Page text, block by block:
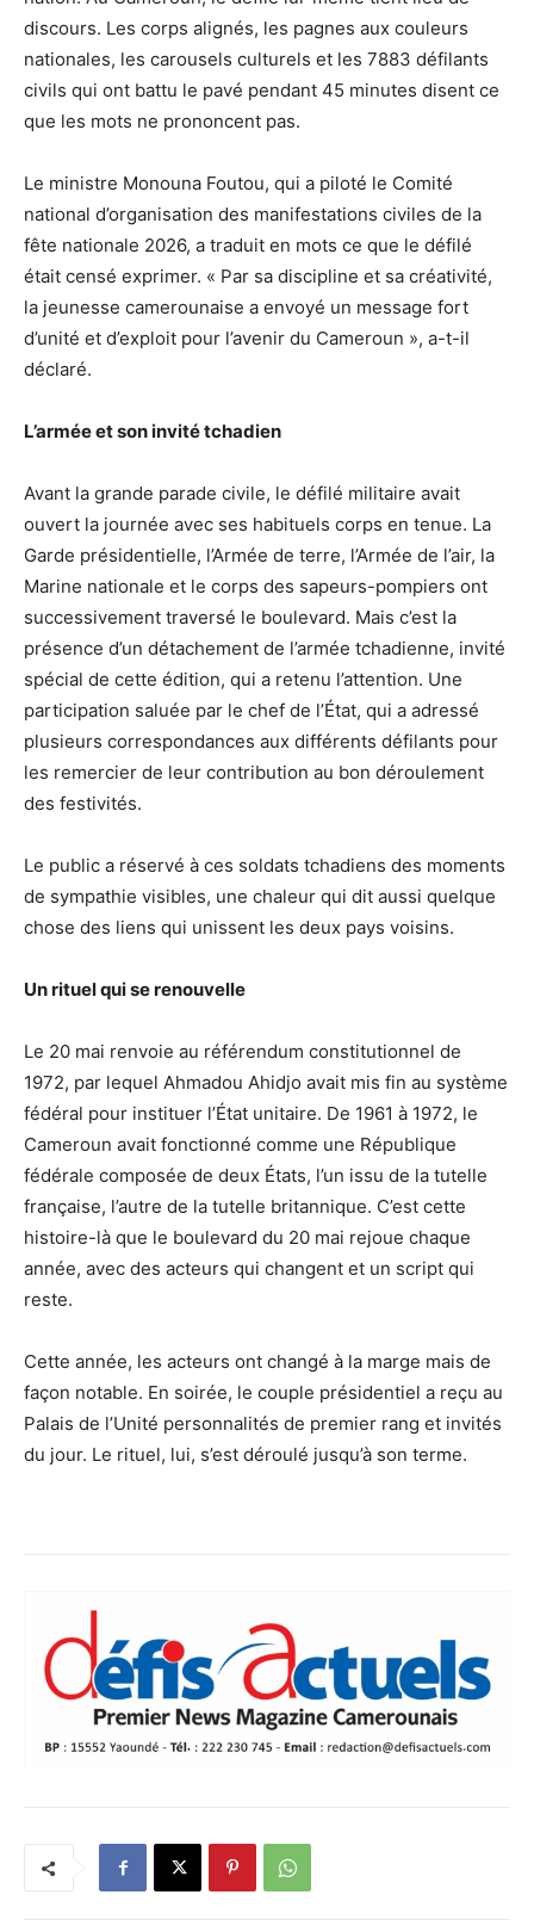
discours. Les corps alignés, les pagnes aux couleurs
nationales, les carousels culturels et les 7883 défilants
civils qui ont battu le pavé pendant 45 minutes disent ce
que les mots ne prononcent pas.
Le ministre Monouna Foutou, qui a piloté le Comité
national d’organisation des manifestations civiles de la
fête nationale 2026, a traduit en mots ce que le défilé
était censé exprimer. « Par sa discipline et sa créativité,
la jeunesse camerounaise a envoyé un message fort
d’unité et d’exploit pour l’avenir du Cameroun », a-t-il
déclaré.
L’armée et son invité tchadien
Avant la grande parade civile, le défilé militaire avait
ouvert la journée avec ses habituels corps en tenue. La
Garde présidentielle, l’Armée de terre, l’Armée de l’air, la
Marine nationale et le corps des sapeurs-pompiers ont
successivement traversé le boulevard. Mais c’est la
présence d’un détachement de l’armée tchadienne, invité
spécial de cette édition, qui a retenu l’attention. Une
participation saluée par le chef de l’État, qui a adressé
plusieurs correspondances aux différents défilants pour
les remercier de leur contribution au bon déroulement
des festivités.
Le public a réservé à ces soldats tchadiens des moments
de sympathie visibles, une chaleur qui dit aussi quelque
chose des liens qui unissent les deux pays voisins.
Un rituel qui se renouvelle
Le 20 mai renvoie au référendum constitutionnel de
1972, par lequel Ahmadou Ahidjo avait mis fin au système
fédéral pour instituer l’État unitaire. De 1961 à 1972, le
Cameroun avait fonctionné comme une République
fédérale composée de deux États, l’un issu de la tutelle
française, l’autre de la tutelle britannique. C’est cette
histoire-là que le boulevard du 20 mai rejoue chaque
année, avec des acteurs qui changent et un script qui
reste.
Cette année, les acteurs ont changé à la marge mais de
façon notable. En soirée, le couple présidentiel a reçu au
Palais de l’Unité personnalités de premier rang et invités
du jour. Le rituel, lui, s’est déroulé jusqu’à son terme.